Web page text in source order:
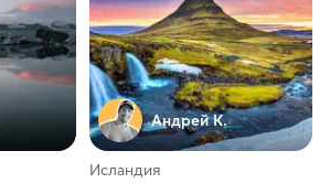
Андрей К.
Исландия